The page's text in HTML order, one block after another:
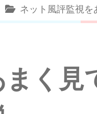
ネット風評監視
く見